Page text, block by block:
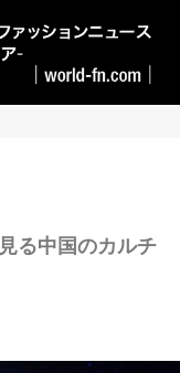
る中国のカルチ